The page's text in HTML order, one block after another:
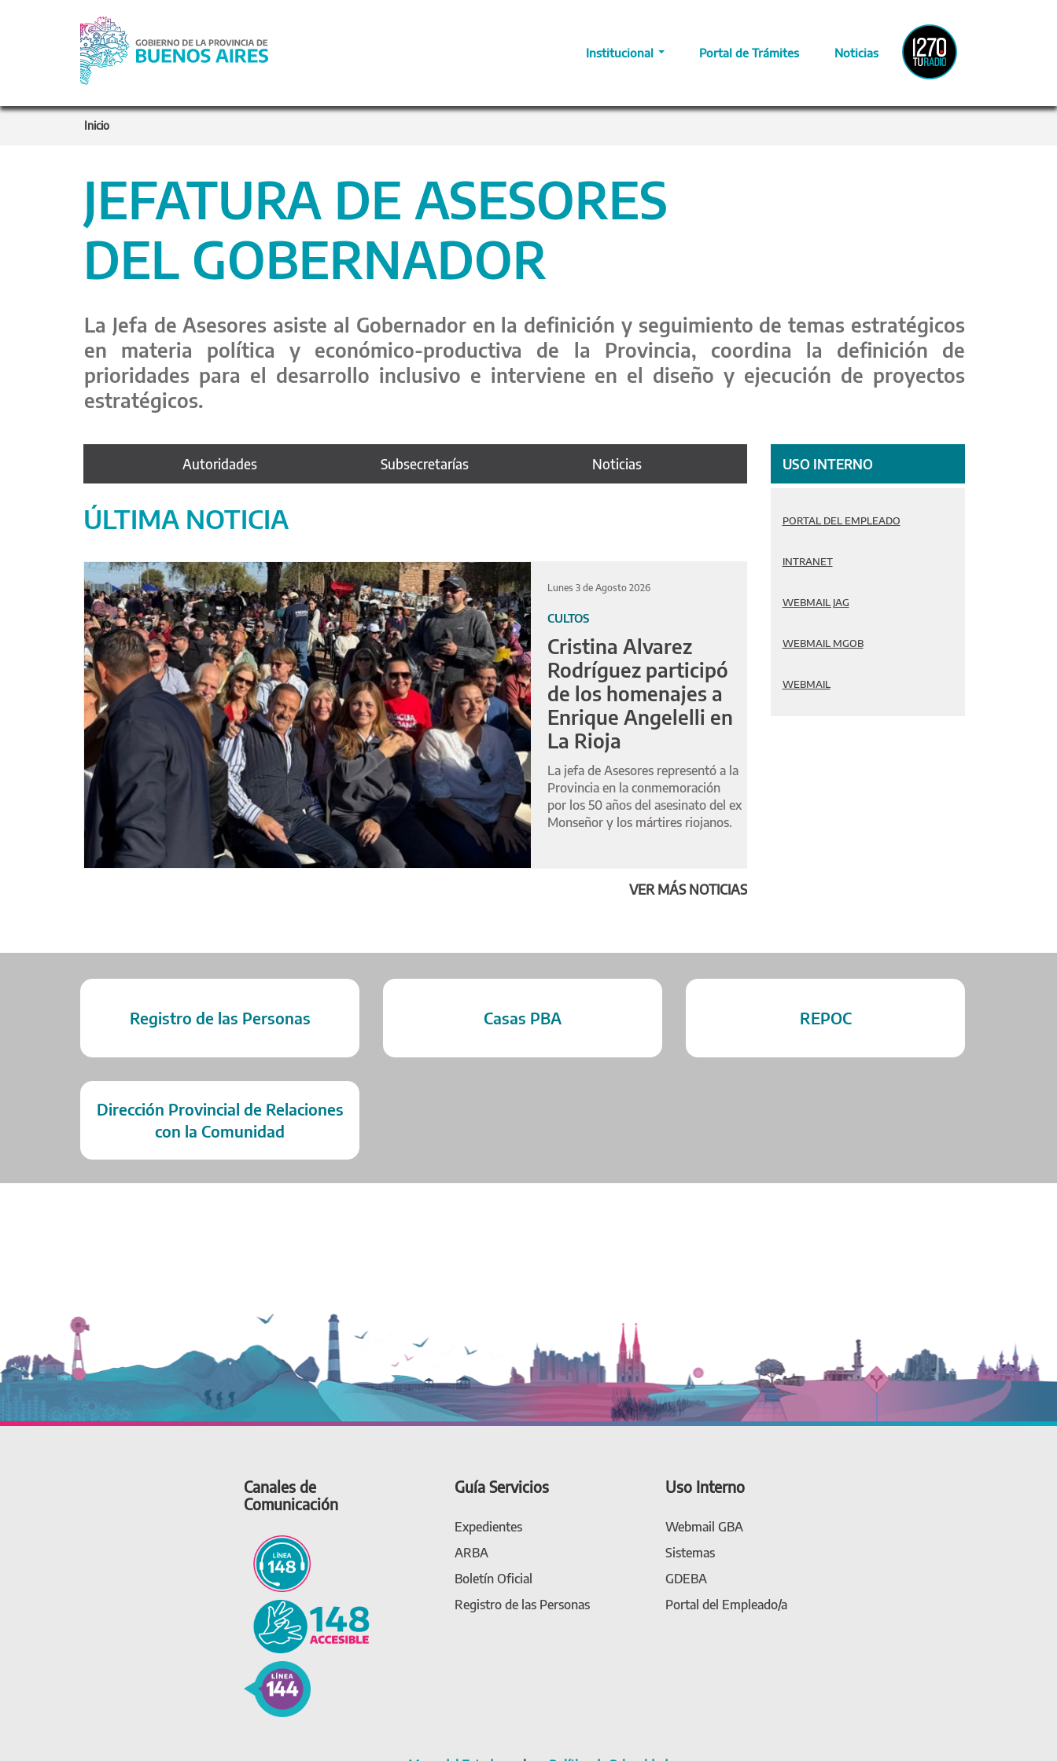
Institucional Portal de Trámites Noticias
Radio
Provincia
Inicio
JEFATURA DE ASESORES
DEL GOBERNADOR
La Jefa de Asesores asiste al Gobernador en la definición y seguimiento de temas estratégicos
en materia política y económico-productiva de la Provincia, coordina la definición de
prioridades para el desarrollo inclusivo e interviene en el diseño y ejecución de proyectos
estratégicos.
Autoridades Subsecretarías Noticias
ÚLTIMA NOTICIA
Lunes 3 de Agosto 2026
CULTOS
Cristina Alvarez
Rodríguez participó
de los homenajes a
Enrique Angelelli en
La Rioja
La jefa de Asesores representó a la
Provincia en la conmemoración
por los 50 años del asesinato del ex
Monseñor y los mártires riojanos.
VER MÁS NOTICIAS
USO INTERNO
PORTAL DEL EMPLEADO
INTRANET
WEBMAIL JAG
WEBMAIL MGOB
WEBMAIL
Registro de las Personas Casas PBA REPOC
Dirección Provincial de Relaciones
con la Comunidad
Canales de
Comunicación
Guía Servicios
Expedientes
ARBA
Boletín Oficial
Registro de las Personas
Uso Interno
Webmail GBA
Sistemas
GDEBA
Portal del Empleado/a